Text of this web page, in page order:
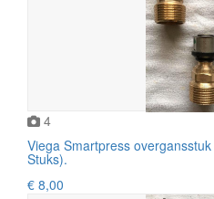
4
Viega Smartpress
Stuks).
€ 8,00